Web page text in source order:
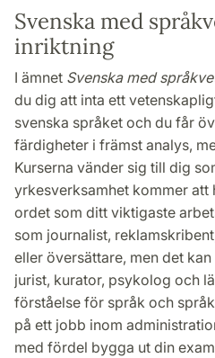
Svenska med
inriktning
I ämnet Svenska med
du dig att inta ett
svenska språket och du får
färdigheter i främst analys,
Kurserna vänder sig till dig
yrkesverksamhet kommer att
ordet som ditt viktigaste
som journalist,
eller översättare, men det
jurist, kurator, psykolog och
förståelse för språk och
på ett jobb inom
med fördel bygga ut din